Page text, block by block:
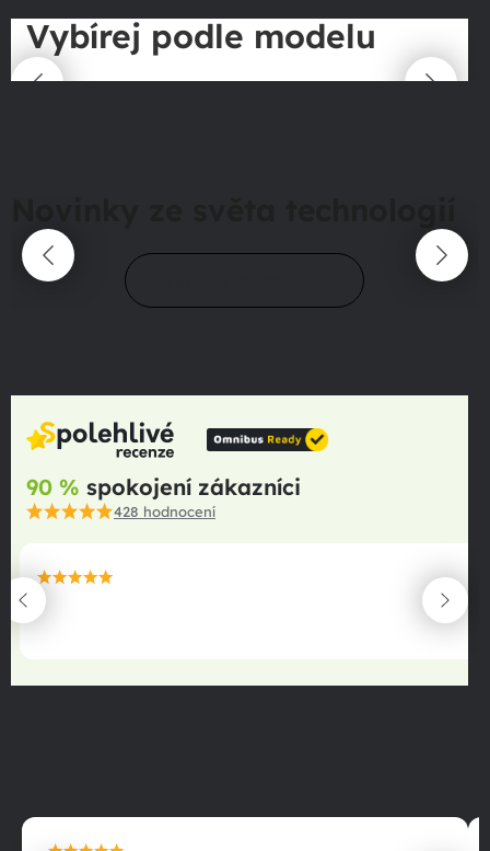
Vybírej podle modelu
90 % spokojení zákazníci
428 hodnocení
maximální spokojenost
22.06.2025